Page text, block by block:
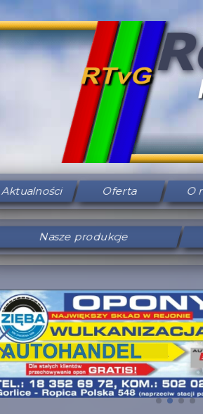
Aktualności Oferta O
Nasze produkcje